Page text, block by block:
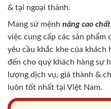
& tại ngoại thành.
Mang sứ mệnh nâng cao
việc cung cấp các sản phẩm
yêu cầu khắc khe của khách
đến cho quý khách hàng sự
lượng dịch vụ, giá thành &
luôn tốt nhất tại Việt Nam.